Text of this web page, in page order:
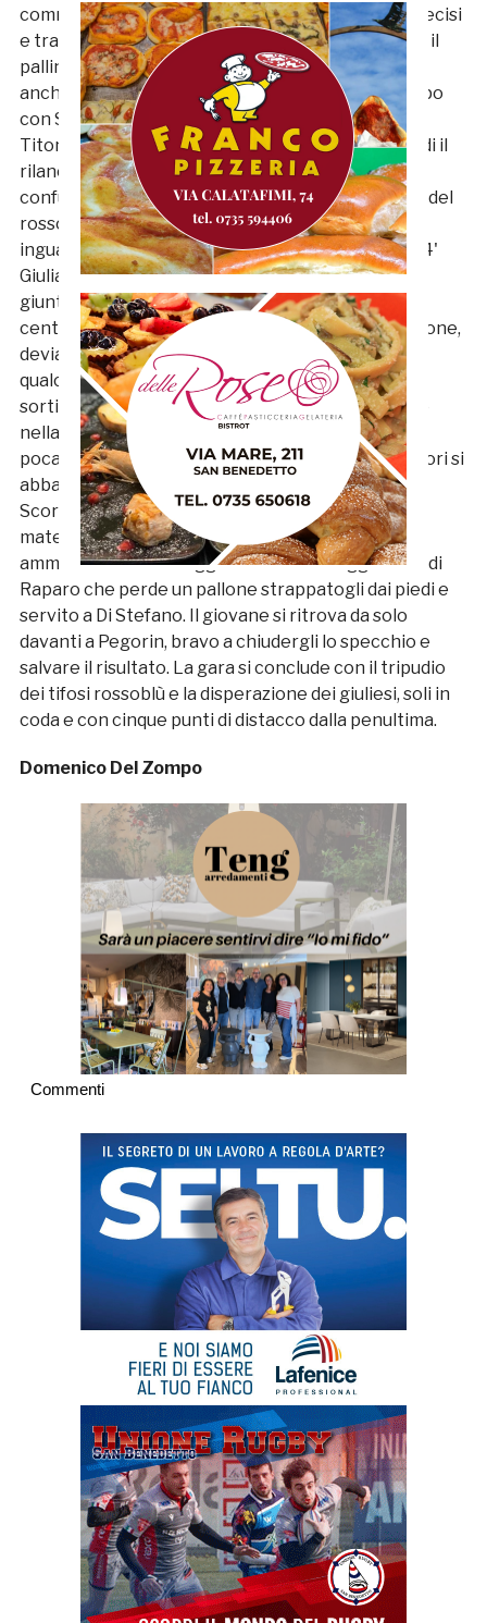
commettere diverse ingenuità: tra passaggi imprecisi
e trame inconcludenti è la Samb a tenere in mano il
pallino del gioco concedendosi il lusso di provare
anche diverse giocate di alta scuola a centrocampo
con Sabatino e Baldinini e in avanti con gli esterni
Titone e Candellori. Al 17' Titone si ritrova sui piedi il
rilancio sbagliato da Proietti dopo un attimo di
confusione della retroguardia giuliese, il dribbling del
rossoblù è preciso, ma la conclusione mancina è
inguardabile e termina alta sopra la traversa. Al 24'
Giulianova pericoloso in avanti con un bel pallone,
giunto per vie centrali a Giampaolo, proprio con il
centravanti classe '95 bravo a trovare la conclusione,
deviata in angolo da Salvatori. La Samb accusa
qualche difficoltà, l'ingresso di Sorrentino non ha
sortito grandi effetti e Palladini ci prova gettando
nella mischia Pezzotti al 35' per approfittare della
poca lucidità difensiva dei padroni di casa, Candellori si
abbassa a centrocampo a sostituire Baldinini.
Scorrono i minuti, l'incubo del Giulianova inizia a
materializzarsi mentre la Samb sembra voler
amministrare il vantaggio. In chiusura leggerezza di
Raparo che perde un pallone strappatogli dai piedi e
servito a Di Stefano. Il giovane si ritrova da solo
davanti a Pegorin, bravo a chiudergli lo specchio e
salvare il risultato. La gara si conclude con il tripudio
dei tifosi rossoblù e la disperazione dei giuliesi, soli in
coda e con cinque punti di distacco dalla penultima.
Domenico Del Zompo
Commenti